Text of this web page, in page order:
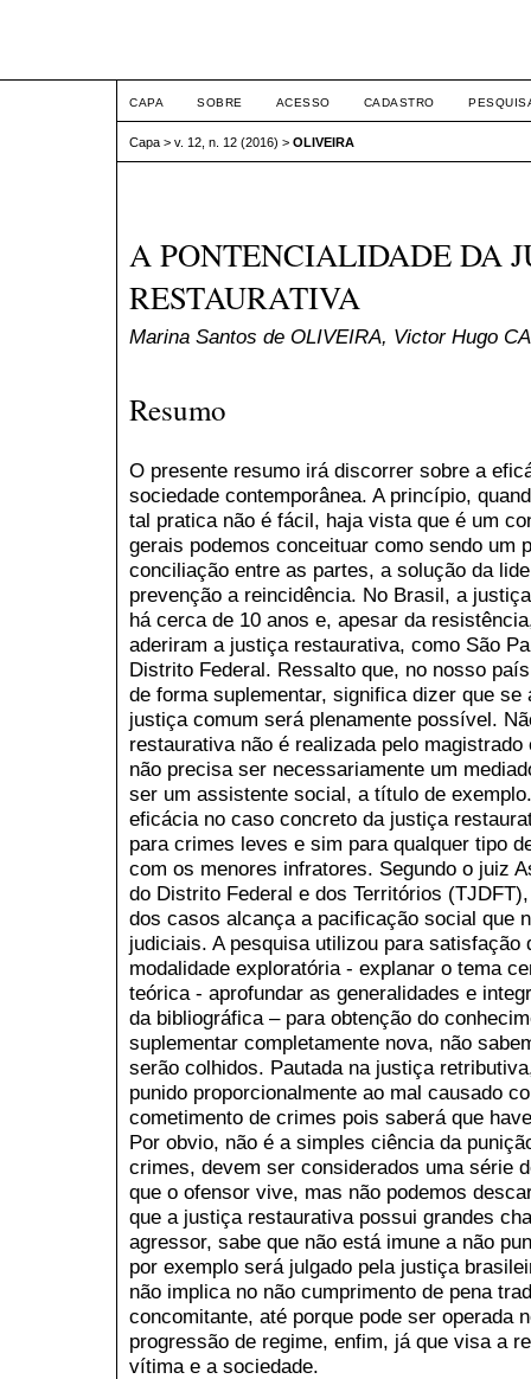
CAPA SOBRE ACESSO CADASTRO
Capa > v. 12, n. 12 (2016) > OLIVEIRA
A PONTENCIALIDADE DA
RESTAURATIVA
Marina Santos de OLIVEIRA, Victor Hugo
Resumo
O presente resumo irá discorrer sobre a
sociedade contemporânea. A princípio,
tal pratica não é fácil, haja vista que é um
gerais podemos conceituar como sendo um
conciliação entre as partes, a solução da
prevenção a reincidência. No Brasil, a
há cerca de 10 anos e, apesar da
aderiram a justiça restaurativa, como São
Distrito Federal. Ressalto que, no nosso
de forma suplementar, significa dizer que
justiça comum será plenamente possível.
restaurativa não é realizada pelo
não precisa ser necessariamente um
ser um assistente social, a título de
eficácia no caso concreto da justiça
para crimes leves e sim para qualquer tipo
com os menores infratores. Segundo o juiz
do Distrito Federal e dos Territórios
dos casos alcança a pacificação social que
judiciais. A pesquisa utilizou para
modalidade exploratória - explanar o tema
teórica - aprofundar as generalidades e
da bibliográfica – para obtenção do
suplementar completamente nova, não
serão colhidos. Pautada na justiça
punido proporcionalmente ao mal causado
cometimento de crimes pois saberá que
Por obvio, não é a simples ciência da
crimes, devem ser considerados uma série
que o ofensor vive, mas não podemos
que a justiça restaurativa possui grandes
agressor, sabe que não está imune a não
por exemplo será julgado pela justiça
não implica no não cumprimento de pena
concomitante, até porque pode ser operada
progressão de regime, enfim, já que visa a
vítima e a sociedade.